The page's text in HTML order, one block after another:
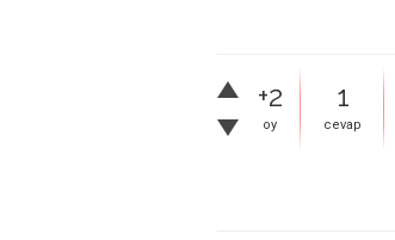
+2
oy
1
cevap